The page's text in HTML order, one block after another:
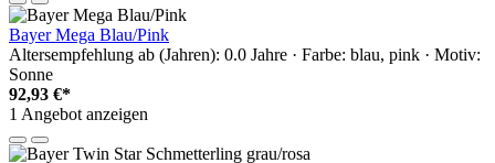
Bayer Mega Blau/Pink
Altersempfehlung ab (Jahren): 0.0 Jahre · Farbe: blau, pink · Motiv:
Sonne
92,93 €*
1 Angebot anzeigen